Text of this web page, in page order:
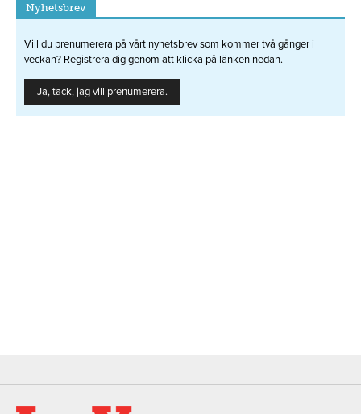
Nyhetsbrev
Vill du prenumerera på vårt nyhetsbrev som kommer två gånger i
veckan? Registrera dig genom att klicka på länken nedan.
Ja, tack, jag vill prenumerera.